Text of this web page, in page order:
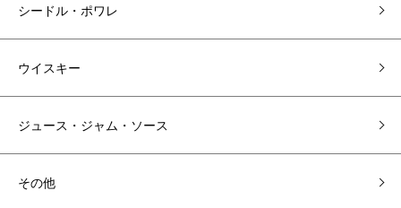
シードル・ポワレ
ウイスキー
ジュース・ジャム・ソース
その他